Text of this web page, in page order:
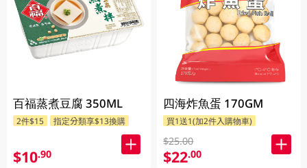
百福蒸煮豆腐 350ML
2件$15 指定分類享$13換購
$10.90
四海炸魚蛋 170GM
買1送1(加2件入購物車)
$25.00
$22.00